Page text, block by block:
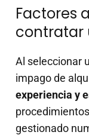
Factores
contratar
Al seleccionar
impago de
experiencia y
gestionado